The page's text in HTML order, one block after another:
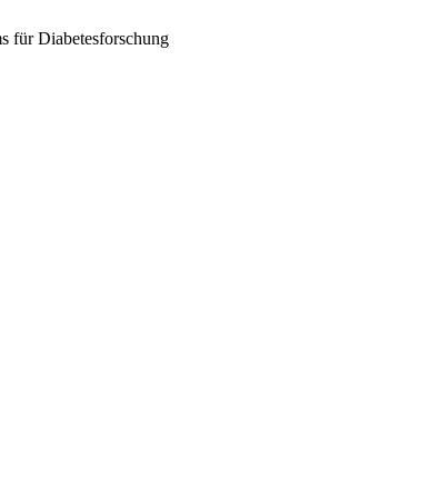
für Diabetesforschung